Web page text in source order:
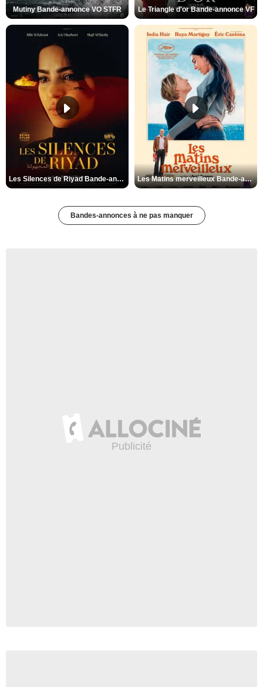
Mutiny Bande-annonce VO STFR Le Triangle d'or Bande-annonce VF
Les Silences de Riyad Bande-annonce VO STFR Les Matins merveilleux Bande-annonce VF
Bandes-annonces à ne pas manquer